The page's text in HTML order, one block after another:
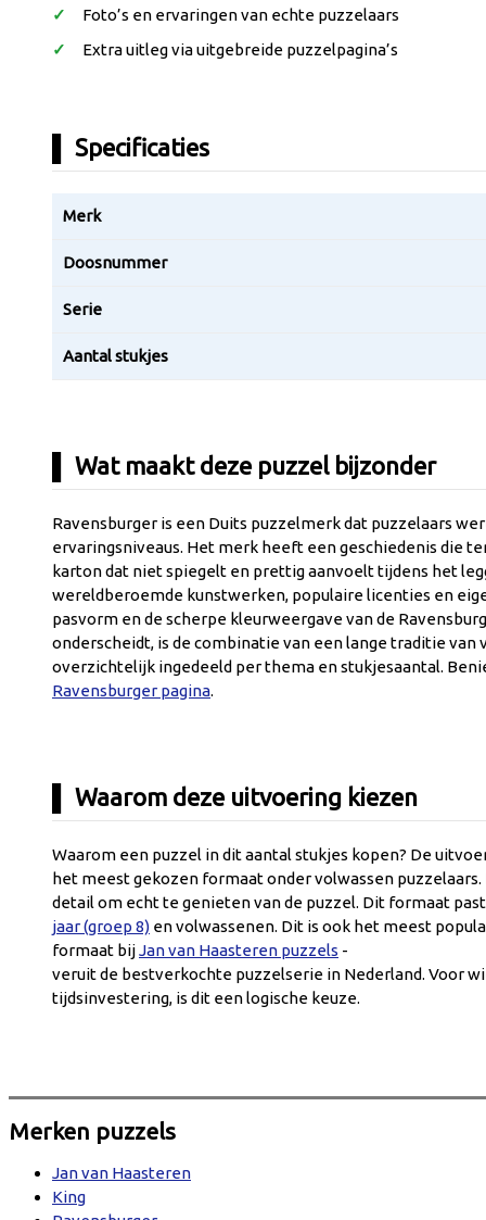
Foto’s en ervaringen van echte puzzelaars
Extra uitleg via uitgebreide puzzelpagina’s
Specificaties
Merk
Doosnummer
Serie
Aantal stukjes
Wat maakt deze puzzel bijzonder
Ravensburger is een Duits puzzelmerk dat puzzelaars
ervaringsniveaus. Het merk heeft een geschiedenis die
karton dat niet spiegelt en prettig aanvoelt tijdens het
wereldberoemde kunstwerken, populaire licenties en
pasvorm en de scherpe kleurweergave van de
onderscheidt, is de combinatie van een lange traditie
overzichtelijk ingedeeld per thema en stukjesaantal.
Ravensburger pagina.
Waarom deze uitvoering kiezen
Waarom een puzzel in dit aantal stukjes kopen? De
het meest gekozen formaat onder volwassen
detail om echt te genieten van de puzzel. Dit formaat
jaar (groep 8) en volwassenen. Dit is ook het meest
formaat bijJan van Haasteren puzzels -
veruit de bestverkochte puzzelserie in Nederland. Voor
tijdsinvestering, is dit een logische keuze.
Merken puzzels
Jan van Haasteren
King